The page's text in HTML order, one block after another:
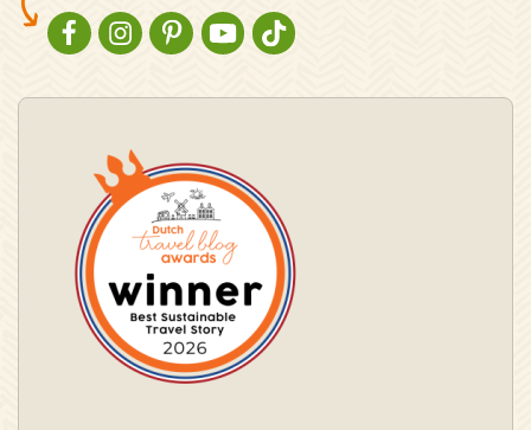
NATURESCANNER OP FACEBOOK
NATURESCANNER OP INSTAGRAM
NATURESCANNER OP PINTEREST
NATURESCANNER OP YOUTUBE
NATURESCANNER OP TIKTOK